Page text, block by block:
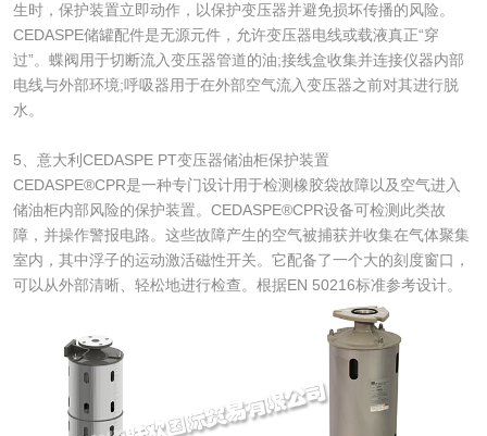
生时，保护装置立即动作，以保护变压器并避免损坏传播的风险。
CEDASPE储罐配件是无源元件，允许变压器电线或载液真正“穿
过”。蝶阀用于切断流入变压器管道的油;接线盒收集并连接仪器内部
电线与外部环境;呼吸器用于在外部空气流入变压器之前对其进行脱
水。
5、意大利CEDASPE PT变压器储油柜保护装置
CEDASPE®CPR是一种专门设计用于检测橡胶袋故障以及空气进入
储油柜内部风险的保护装置。CEDASPE®CPR设备可检测此类故
障，并操作警报电路。这些故障产生的空气被捕获并收集在气体聚集
室内，其中浮子的运动激活磁性开关。它配备了一个大的刻度窗口，
可以从外部清晰、轻松地进行检查。根据EN 50216标准参考设计。